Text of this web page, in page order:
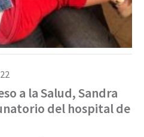
a la Salud, Sandra
del hospital de